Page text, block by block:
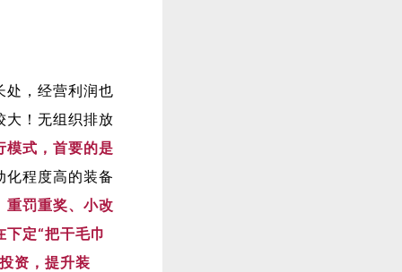
处，经营利润也
大！无组织排放
模式，首要的是
化程度高的装备
重罚重奖、小改
定“把干毛巾
资，提升装